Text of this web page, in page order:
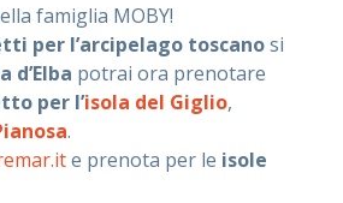
famiglia MOBY!
per l’arcipelago toscanosi
d’Elba potrai ora prenotare
per l’isola del Giglio,
.
e prenota per le isole